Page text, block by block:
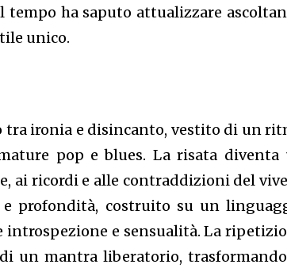
ha saputo attualizzare
unico.
tra ironia e disincanto, vestito di un
pop e blues. La risata diventa
ai ricordi e alle contraddizioni del
e profondità, costruito su un
introspezione e sensualità. La
un mantra liberatorio,